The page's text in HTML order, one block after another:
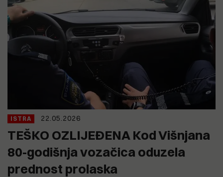
ISTRA 22.05.2026
TEŠKO OZLIJEĐENA Kod Višnjana
80-godišnja vozačica oduzela
prednost prolaska